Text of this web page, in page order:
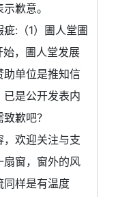
歉意。
:（1）圕人堂圕
，圕人堂发展
助单位是推知信
是公开发表内
歉吧？
欢迎关注与支
扇窗，窗外的风
同样是有温度